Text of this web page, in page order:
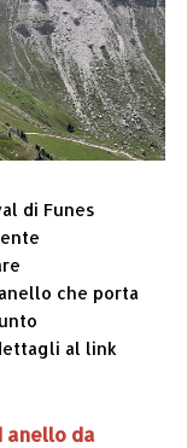
di Funes
che porta
al link
anello da